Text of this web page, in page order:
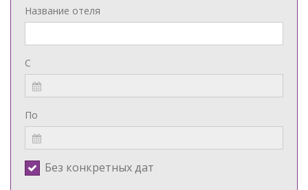
Название отеля
С
По
Без конкретных дат